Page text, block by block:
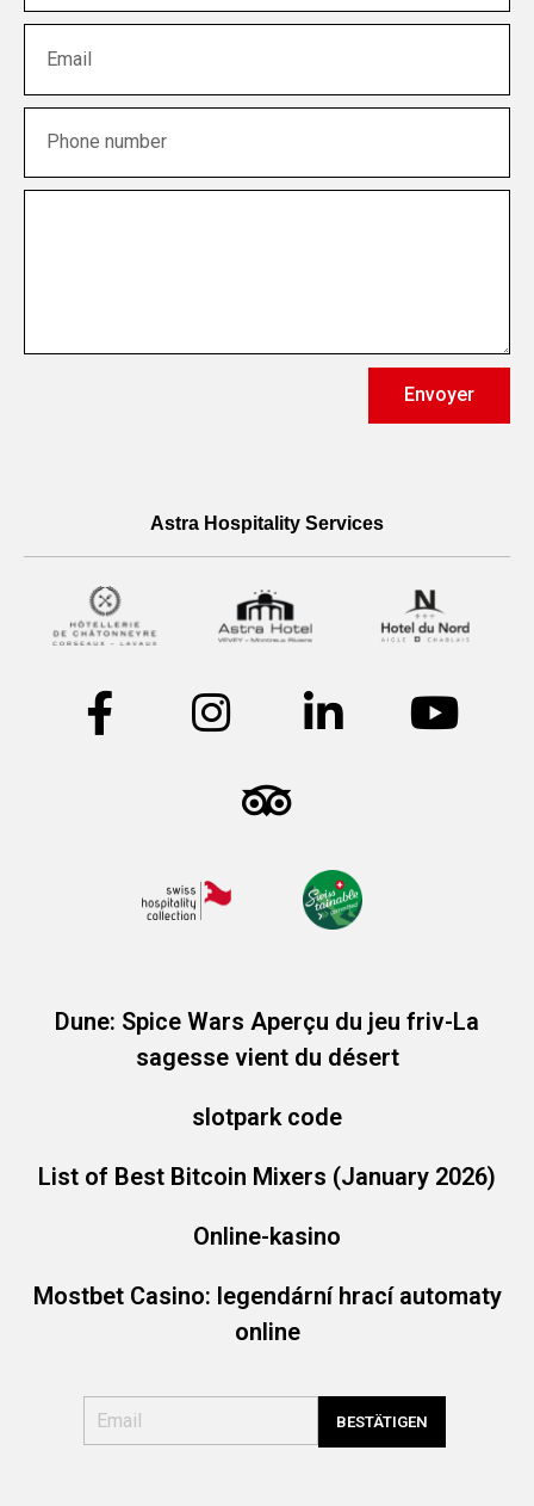
Envoyer
Astra Hospitality Services
Dune: Spice Wars Aperçu du jeu friv-La
sagesse vient du désert
slotpark code
List of Best Bitcoin Mixers (January 2026)
Online-kasino
Mostbet Casino: legendární hrací automaty
online